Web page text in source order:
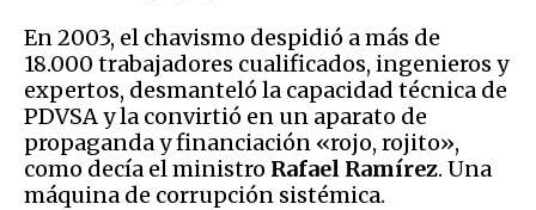
En 2003, el chavismo despidió a más de
18.000 trabajadores cualificados, ingenieros y
expertos, desmanteló la capacidad técnica de
PDVSA y la convirtió en un aparato de
propaganda y financiación «rojo, rojito»,
como decía el ministro Rafael Ramírez. Una
máquina de corrupción sistémica.